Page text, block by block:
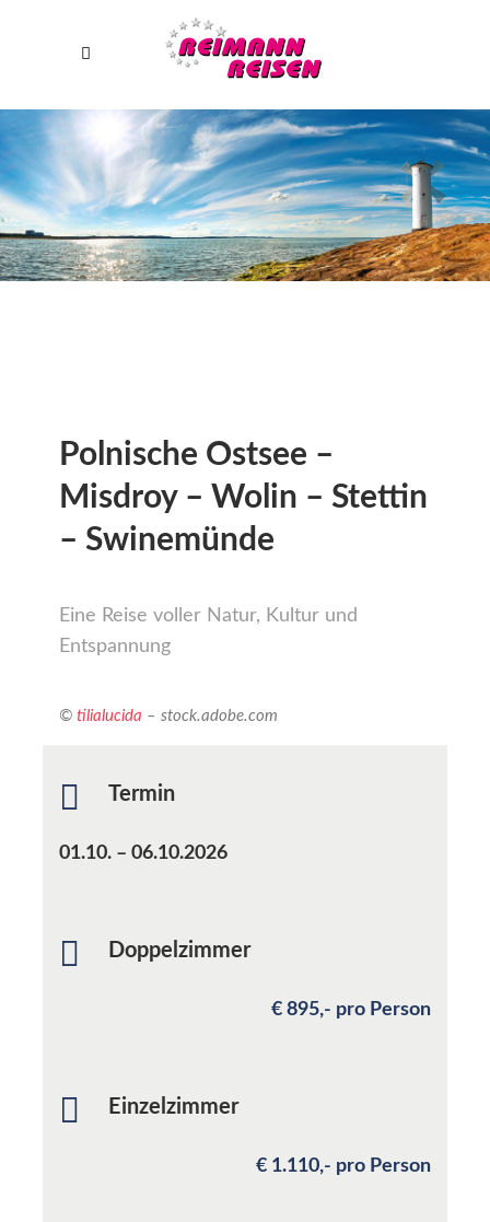
Polnische Ostsee –
Misdroy – Wolin – Stettin
– Swinemünde
Eine Reise voller Natur, Kultur und
Entspannung
© tilialucida – stock.adobe.com
Termin
01.10. – 06.10.2026
Doppelzimmer
€ 895,- pro Person
Einzelzimmer
€ 1.110,- pro Person